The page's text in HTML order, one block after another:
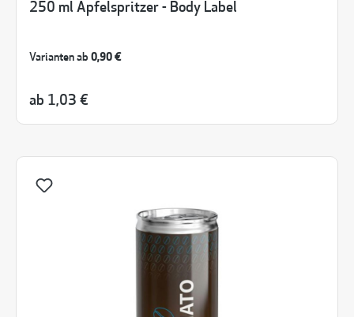
250 ml Apfelspritzer - Body Label
Varianten ab 0,90 €
ab 1,03 €